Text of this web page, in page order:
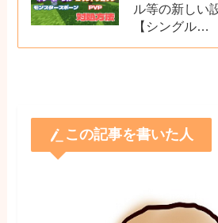
ル等の新しい
【シングル…
この記事を書いた人